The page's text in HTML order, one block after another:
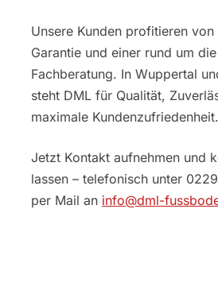
Unsere Kunden profitieren
Garantie und einer rund um
Fachberatung. In Wuppertal
steht DML für Qualität,
maximale Kundenzufriedenheit.
Jetzt Kontakt aufnehmen und
lassen – telefonisch unter
per Mail an info@dml-